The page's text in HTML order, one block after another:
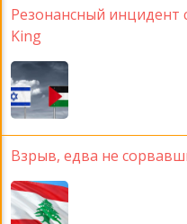
Резонансный инцидент
King
Взрыв, едва не